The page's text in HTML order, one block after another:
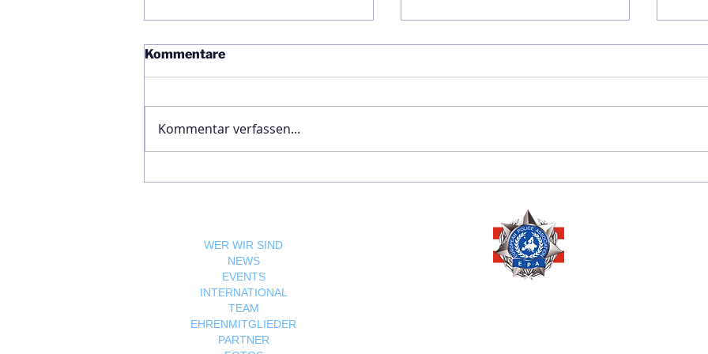
Ägypten und Österreich
BEZIEHUNGEN
ZWISCHEN PERU 🇵🇪
UND ÖSTERREICH 🇦🇹
Kommentare
Kommentar verfassen...
WER WIR SIND
NEWS
EVENTS
INTERNATIONAL
TEAM
EHRENMITGLIEDER
PARTNER